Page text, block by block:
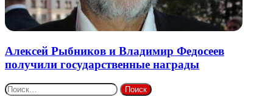
Алексей Рыбников и Владимир Федосеев
получили государственные награды
Найти: